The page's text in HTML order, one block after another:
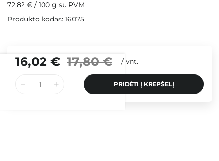
16,02 € 17,80 € / vnt.
PRIDĖTI Į KREPŠELĮ
72,82 € / 100 g su PVM
Produkto kodas: 16075